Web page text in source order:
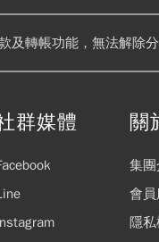
及轉帳功能，無法解除
群媒體 關
集團
會
隱